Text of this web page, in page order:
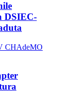
DSIEC-